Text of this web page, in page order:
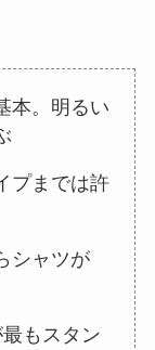
本。明るい
プまでは許
シャツが
もスタン